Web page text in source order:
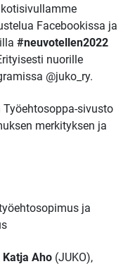
Facebookissa ja
#neuvotellen2022
nuorille
@juko_ry.
sivusto
merkityksen ja
ja
Katja Aho (JUKO),